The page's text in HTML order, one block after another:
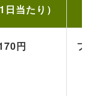
1日当たり）
円 フ